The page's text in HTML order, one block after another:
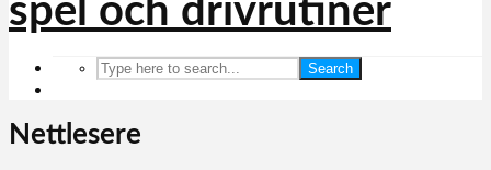
Search
Nettlesere